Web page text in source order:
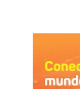
O veículo será